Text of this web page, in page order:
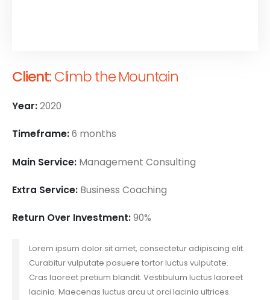
Client:Climb the Mountain
Year:2020
Timeframe:6 months
Main Service: Management Consulting
Extra Service: Business Coaching
Return Over Investment:90%
Lorem ipsum dolor sit amet, consectetur adipiscing elit.
Curabitur vulputate posuere tortor luctus vulputate.
Cras laoreet pretium blandit. Vestibulum luctus laoreet
lacinia. Maecenas luctus arcu ut orci lacinia ultrices.